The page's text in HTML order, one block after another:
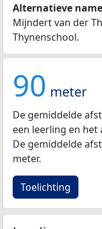
Alternatieve
Mijndert van der
Thynenschool.
90 meter
De gemiddelde
een leerling en het
De gemiddelde
meter.
Toelichting